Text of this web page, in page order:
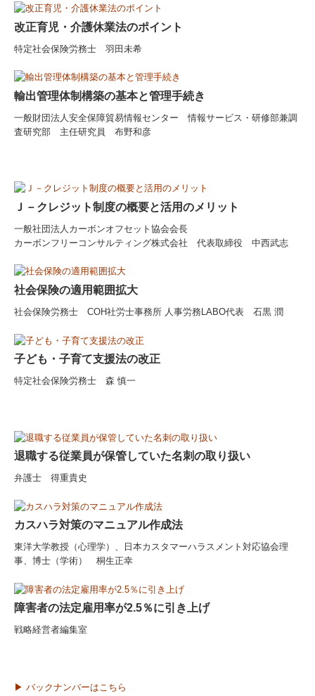
改正育児・介護休業法のポイント
特定社会保険労務士 羽田未希
輸出管理体制構築の基本と管理手続き
一般財団法人安全保障貿易情報センター情報サービス・研修部兼調
査研究部 主任研究員 布野和彦
Ｊ－クレジット制度の概要と活用のメリット
一般社団法人カーボンオフセット協会会長
カーボンフリーコンサルティング株式会社 代表取締役 中西武志
社会保険の適用範囲拡大
社会保険労務士 COH社労士事務所 人事労務LABO代表 石黒 潤
子ども・子育て支援法の改正
特定社会保険労務士 森 慎一
退職する従業員が保管していた名刺の取り扱い
弁護士 得重貴史
カスハラ対策のマニュアル作成法
東洋大学教授（心理学）、日本カスタマーハラスメント対応協会理
事、博士（学術） 桐生正幸
障害者の法定雇用率が2.5％に引き上げ
戦略経営者編集室
▶ バックナンバーはこちら